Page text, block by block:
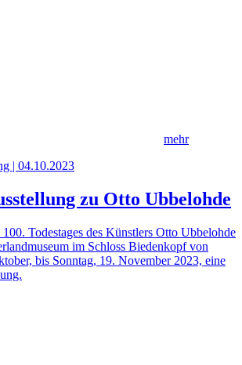
mehr
| 04.10.2023
zu Otto Ubbelohde
Todestages des Künstlers Otto Ubbelohde
im Schloss Biedenkopf von
bis Sonntag, 19. November 2023, eine